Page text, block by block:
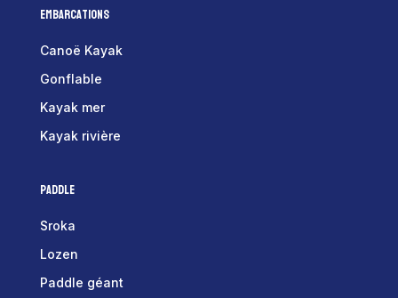
Embarcations
Canoë Kayak
Gonflable
Kayak mer
Kayak rivière
Paddle
Sroka
Lozen
Paddle géant